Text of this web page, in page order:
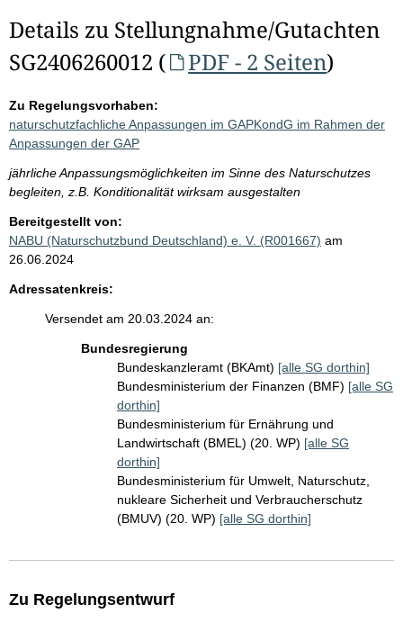
Details zu Stellungnahme/Gutachten
SG2406260012 (
PDF - 2 Seiten)
Zu Regelungsvorhaben:
naturschutzfachliche Anpassungen im GAPKondG im Rahmen der
Anpassungen der GAP
jährliche Anpassungsmöglichkeiten im Sinne des Naturschutzes
begleiten, z.B. Konditionalität wirksam ausgestalten
Bereitgestellt von:
NABU (Naturschutzbund Deutschland) e. V. (R001667) am
26.06.2024
Adressatenkreis:
Versendet am 20.03.2024 an:
Bundesregierung
Bundeskanzleramt (BKAmt) [alle SG dorthin]
Bundesministerium der Finanzen (BMF) [alle SG
dorthin]
Bundesministerium für Ernährung und
Landwirtschaft (BMEL) (20. WP) [alle SG
dorthin]
Bundesministerium für Umwelt, Naturschutz,
nukleare Sicherheit und Verbraucherschutz
(BMUV) (20. WP) [alle SG dorthin]
Zu Regelungsentwurf